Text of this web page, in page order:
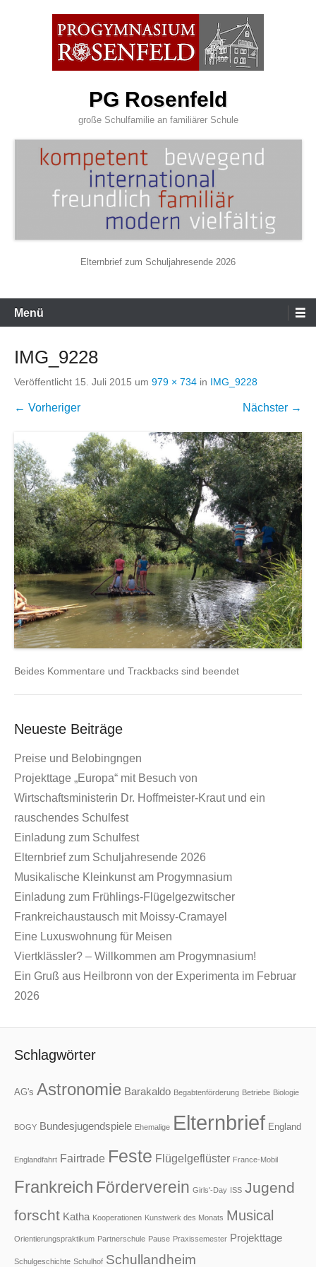
PG Rosenfeld
große Schulfamilie an familiärer Schule
Elternbrief zum Schuljahresende 2026
Primäres
Menü
Menü
IMG_9228
Veröffentlicht 15. Juli 2015 um 979 × 734 in IMG_9228
← Vorheriger Nächster →
Beides Kommentare und Trackbacks sind beendet
Neueste Beiträge
Preise und Belobingngen
Projekttage „Europa“ mit Besuch von
Wirtschaftsministerin Dr. Hoffmeister-Kraut und ein
rauschendes Schulfest
Einladung zum Schulfest
Elternbrief zum Schuljahresende 2026
Musikalische Kleinkunst am Progymnasium
Einladung zum Frühlings-Flügelgezwitscher
Frankreichaustausch mit Moissy-Cramayel
Eine Luxuswohnung für Meisen
Viertklässler? – Willkommen am Progymnasium!
Ein Gruß aus Heilbronn von der Experimenta im Februar
2026
Schlagwörter
AG's Astronomie Barakaldo Begabtenförderung Betriebe Biologie
BOGY Bundesjugendspiele Ehemalige Elternbrief England
Englandfahrt Fairtrade Feste Flügelgeflüster France-Mobil
Frankreich Förderverein Girls'-Day ISS Jugend
forscht Katha Kooperationen Kunstwerk des Monats Musical
Orientierungspraktikum Partnerschule Pause Praxissemester Projekttage
Schulgeschichte Schulhof Schullandheim